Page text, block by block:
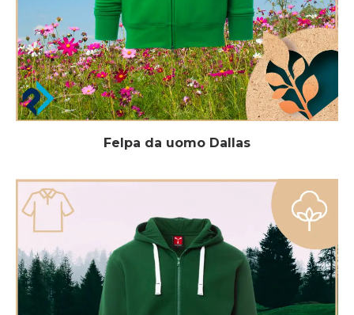
Felpa da uomo Dallas